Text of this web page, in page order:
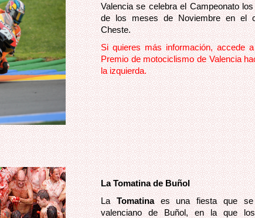
Valencia se celebra el Campeonato
de los meses de Noviembre en el
Cheste.
Si quieres más información, accede
Premio de motociclismo de Valencia
la izquierda.
La Tomatina de Buñol
LaTomatinaes una fiesta que se
valenciano de Buñol, en la que